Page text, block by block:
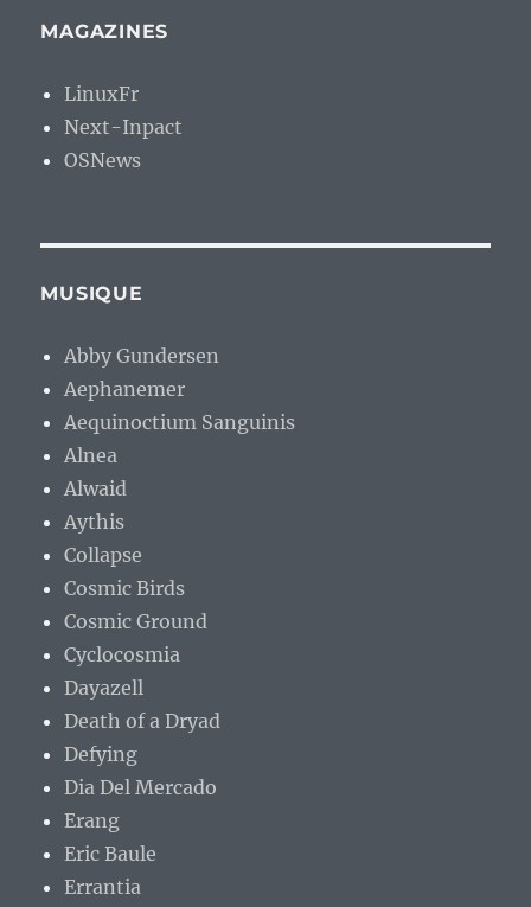
MAGAZINES
LinuxFr
Next-Inpact
OSNews
MUSIQUE
Abby Gundersen
Aephanemer
Aequinoctium Sanguinis
Alnea
Alwaid
Aythis
Collapse
Cosmic Birds
Cosmic Ground
Cyclocosmia
Dayazell
Death of a Dryad
Defying
Dia Del Mercado
Erang
Eric Baule
Errantia